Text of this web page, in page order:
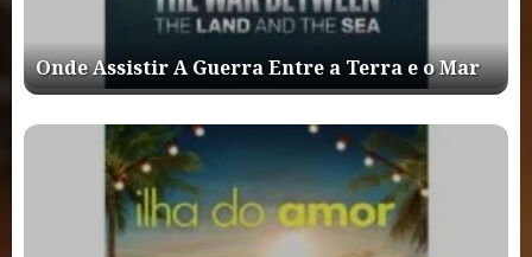
Onde Assistir A Guerra Entre a Terra e o Mar